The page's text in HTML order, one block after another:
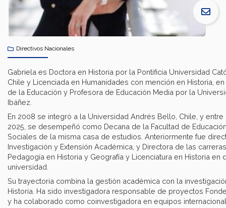
Directivos Nacionales
Gabriela es Doctora en Historia por la Pontificia Universidad
Chile y Licenciada en Humanidades con mención en Historia,
de la Educación y Profesora de Educación Media por la
Ibáñez.​
En 2008 se integró a la Universidad Andrés Bello, Chile, y entre
2025, se desempeñó como Decana de la Facultad de
Sociales de la misma casa de estudios. Anteriormente fue
Investigación y Extensión Académica, y Directora de las
Pedagogía en Historia y Geografía y Licenciatura en Historia en
universidad. ​
Su trayectoria combina la gestión académica con la
Historia. Ha sido investigadora responsable de proyectos
y ha colaborado como coinvestigadora en equipos